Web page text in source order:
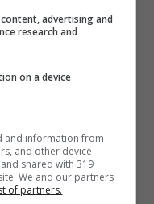
advertising and
research and
on a device
and information from
and other device
shared with 319
We and our partners
of partners.